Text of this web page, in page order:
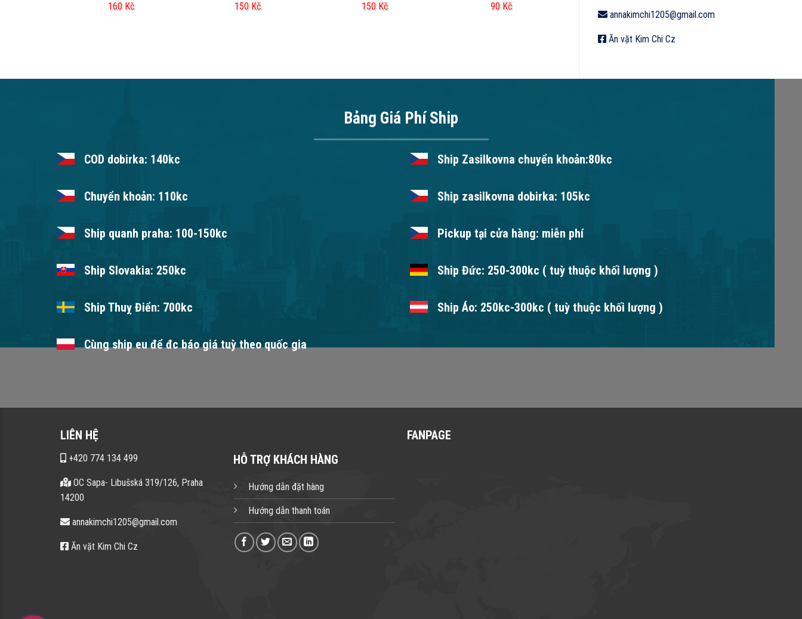
annakimchi1205@gmail.com
Ăn vặt Kim Chi Cz
160 Kč 150 Kč 150 Kč 90 Kč
Bảng Giá Phí Ship
COD dobirka: 140kc Ship Zasilkovna chuyển khoản:80kc
Chuyển khoản: 110kc Ship zasilkovna dobirka: 105kc
Ship quanh praha: 100-150kc Pickup tại cửa hàng: miễn phí
Ship Slovakia: 250kc Ship Đức: 250-300kc ( tuỳ thuộc khối lượng )
Ship Thuỵ Điển: 700kc Ship Áo: 250kc-300kc ( tuỳ thuộc khối lượng )
Cùng ship eu để đc báo giá tuỳ theo quốc gia
LIÊN HỆ
+420 774 134 499
OC Sapa- Libušská 319/126, Praha
14200
annakimchi1205@gmail.com
Ăn vặt Kim Chi Cz
HỖ TRỢ KHÁCH HÀNG
Hướng dẫn đặt hàng
Hướng dẫn thanh toán
FANPAGE